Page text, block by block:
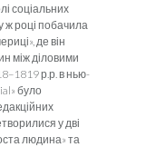
соціальних
ж році побачила
де він
між діловими
р.р. в нью-
було
у дві
людина» та